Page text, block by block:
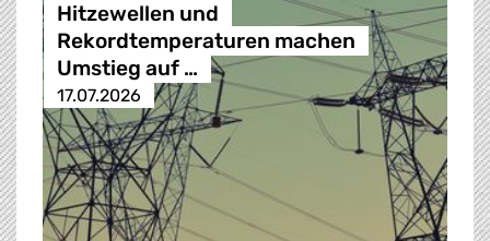
Hitzewellen und
Rekordtemperaturen machen
Umstieg auf …
17.07.2026